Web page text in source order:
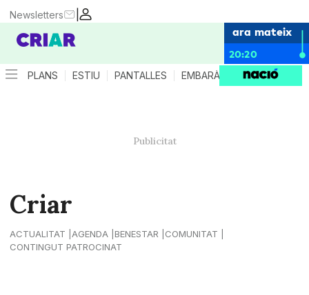
|
Newsletters
ara mateix
20:20
PLANS ESTIU PANTALLES EMBARÀS CRIANÇA
Criar
ACTUALITAT AGENDA BENESTAR
COMUNITAT
CONTINGUT PATROCINAT